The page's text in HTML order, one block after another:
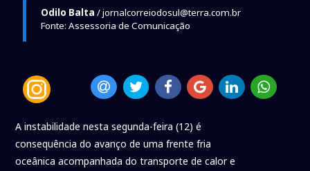
Odilo Balta / jornalcorreiodosul@terra.com.br
Fonte: Assessoria de Comunicação
A instabilidade nesta segunda-feira (12) é
consequência do avanço de uma frente fria
oceânica acompanhada do transporte de calor e